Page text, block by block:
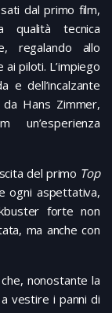
dal primo film,
qualità tecnica
regalando allo
piloti. L’impiego
e dell’incalzante
Hans Zimmer,
del primo Top
ogni aspettativa,
forte non
ma anche con
nonostante la
vestire i panni di